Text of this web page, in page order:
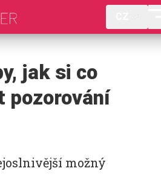
jak si co
pozorování
možný